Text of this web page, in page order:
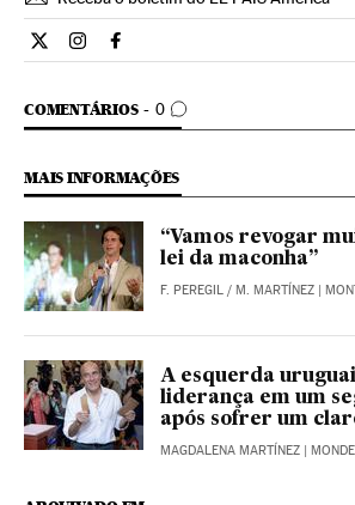
Internacional El País Brasil en Twitter
Internacional El País Brasil en
Internacional El País Brasil
COMENTÁRIOS 0
COMENTÁRIOS
MAIS INFORMAÇÕES
“Vamos revogar
lei da maconha”
F. PEREGIL / M. MARTÍNEZ |
A esquerda
liderança em um
após sofrer um
MAGDALENA MARTÍNEZ |